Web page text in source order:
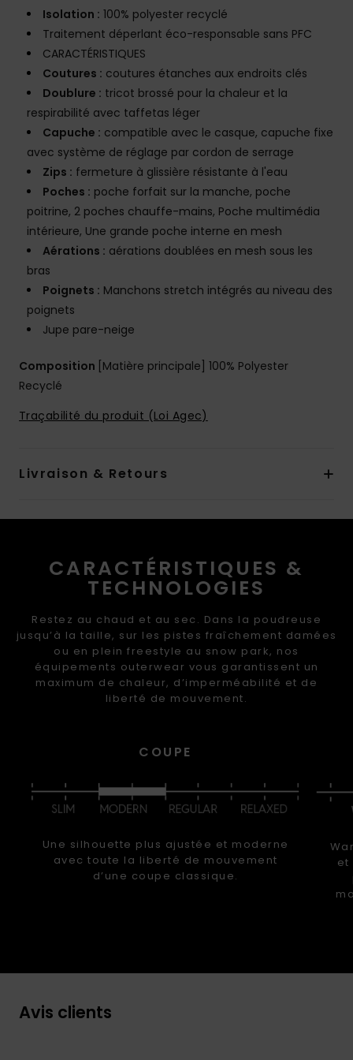
Isolation : 100% polyester recyclé
Traitement déperlant éco-responsable sans PFC
CARACTÉRISTIQUES
Coutures : coutures étanches aux endroits clés
Doublure : tricot brossé pour la chaleur et la
respirabilité avec taffetas léger
Capuche : compatible avec le casque, capuche fixe
avec système de réglage par cordon de serrage
Zips : fermeture à glissière résistante à l'eau
Poches : poche forfait sur la manche, poche
poitrine, 2 poches chauffe-mains, Poche multimédia
intérieure, Une grande poche interne en mesh
Aérations : aérations doublées en mesh sous les
bras
Poignets : Manchons stretch intégrés au niveau des
poignets
Jupe pare-neige
Composition [Matière principale] 100% Polyester
Recyclé
Traçabilité du produit (Loi Agec)
Livraison & Retours
CARACTÉRISTIQUES &
TECHNOLOGIES
Restez au chaud et au sec. Dans la poudreuse
jusqu’à la taille, sur les pistes fraîchement damées
ou en plein freestyle au snow park, nos
équipements outerwear vous garantissent un
maximum de chaleur, d’imperméabilité et de
liberté de mouvement.
COUPE
Une silhouette plus ajustée et moderne
avec toute la liberté de mouvement
d’une coupe classique.
et
Avis clients